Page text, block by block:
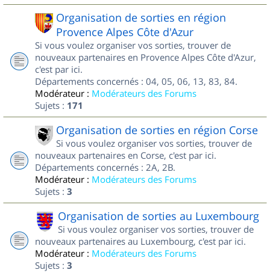
Organisation de sorties en région
Provence Alpes Côte d'Azur
Si vous voulez organiser vos sorties, trouver de
nouveaux partenaires en Provence Alpes Côte d'Azur,
c'est par ici.
Départements concernés : 04, 05, 06, 13, 83, 84.
Modérateur : Modérateurs des Forums
Sujets : 171
Organisation de sorties en région Corse
Si vous voulez organiser vos sorties, trouver de
nouveaux partenaires en Corse, c'est par ici.
Départements concernés : 2A, 2B.
Modérateur : Modérateurs des Forums
Sujets : 3
Organisation de sorties au Luxembourg
Si vous voulez organiser vos sorties, trouver de
nouveaux partenaires au Luxembourg, c'est par ici.
Modérateur : Modérateurs des Forums
Sujets : 3